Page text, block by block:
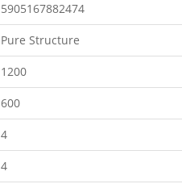
5905167882474
Pure Structure
1200
600
4
4